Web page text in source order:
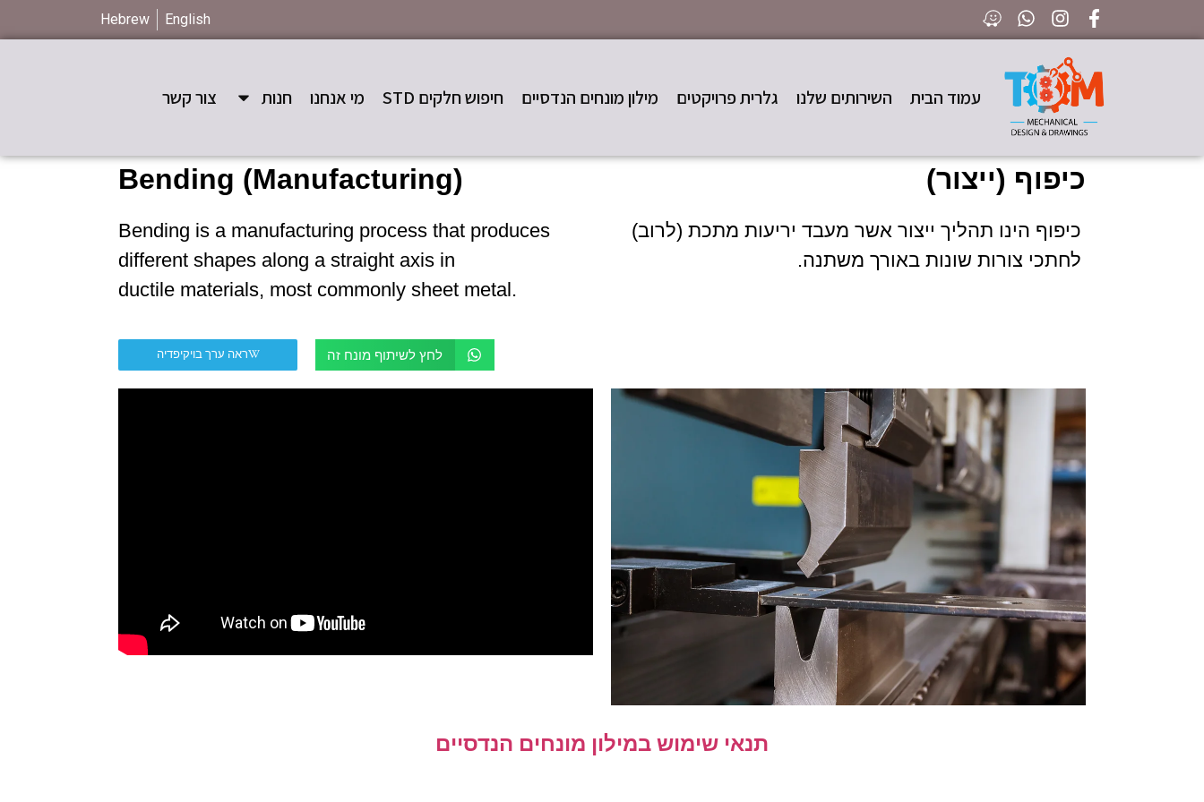
English
Hebrew
עמוד הבית השירותים שלנו גלרית פרויקטים מילון מונחים הנדסיים חיפוש חלקים STD מי אנחנו חנות צור קשר
כיפוף (ייצור)
כיפוף הינו תהליך ייצור אשר מעבד יריעות מתכת (לרוב)
לחתכי צורות שונות באורך משתנה.
Bending (Manufacturing)
Bending is a manufacturing process that produces
different shapes along a straight axis in
ductile materials, most commonly sheet metal.
לחץ לשיתוף מונח זה ראה ערך בויקיפדיה
תנאי שימוש במילון מונחים הנדסיים